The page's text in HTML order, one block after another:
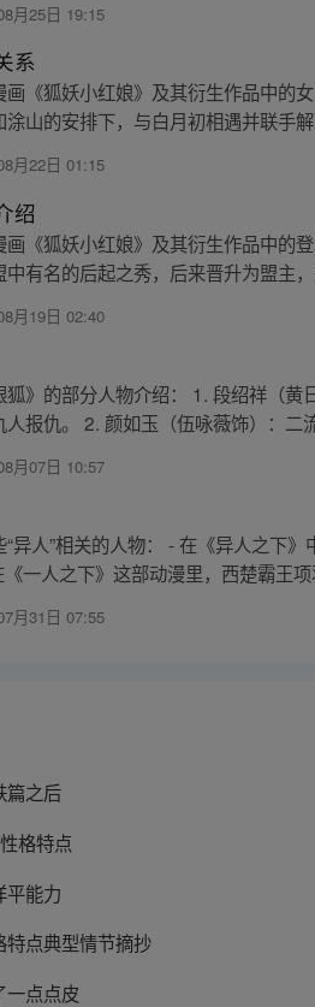
月25日 19:15
系
画《狐妖小红娘》及其衍生作品中的
山的安排下，与白月初相遇并联手
月22日 01:15
绍
画《狐妖小红娘》及其衍生作品中的
有名的后起之秀，后来晋升为盟主
月19日 02:40
狐》的部分人物介绍： 1. 段绍祥（
人报仇。 2. 颜如玉（伍咏薇饰）：二
月07日 10:57
“异人”相关的人物： - 在《异人之下
一人之下》这部动漫里，西楚霸王
月31日 07:55
篇之后
格特点
平能力
特点典型情节摘抄
一点点皮